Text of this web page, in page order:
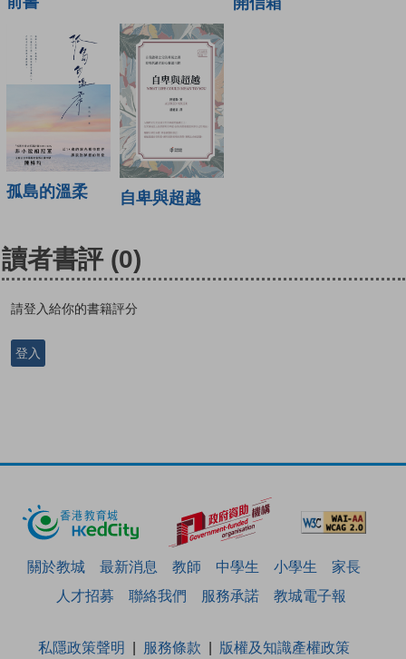
孤島的溫柔 自卑與超越
讀者書評 (0)
請登入給你的書籍評分
登入
關於教城 最新消息 教師 中學生 小學生
家長
人才招募
聯絡我們 服務承諾 教城電子報
私隱政策聲明 服務條款
版權及知識產權政策